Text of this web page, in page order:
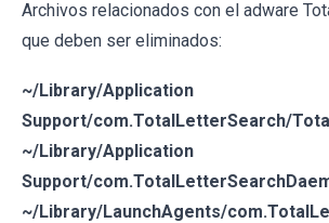
Archivos relacionados con el adware
que deben ser eliminados:
~/Library/Application
Support/com.TotalLetterSearch/
~/Library/Application
Support/
~/Library/LaunchAgents/